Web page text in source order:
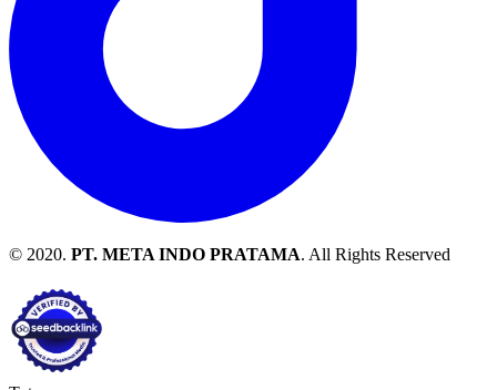
© 2020. PT. META INDO PRATAMA. All Rights Reserved